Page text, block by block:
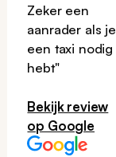
Zeker een
aanrader als je
een taxi nodig
hebt"
Bekijk review
op Google